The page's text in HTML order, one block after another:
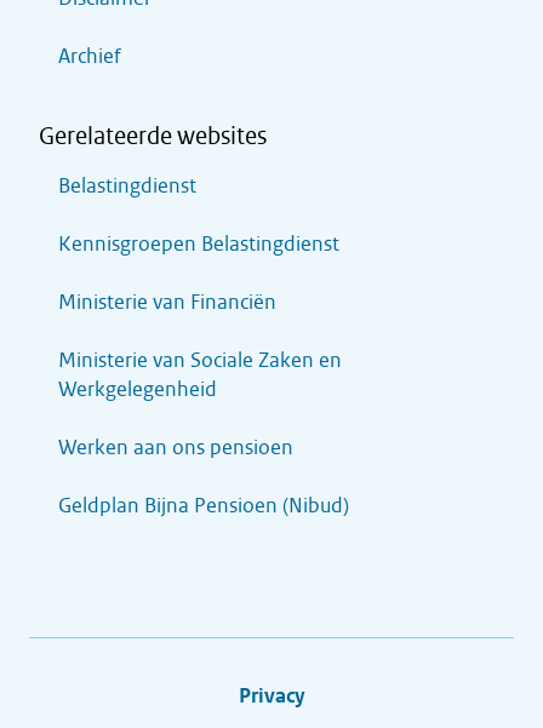
Archief
Gerelateerde websites
Belastingdienst
Kennisgroepen Belastingdienst
Ministerie van Financiën
Ministerie van Sociale Zaken en
Werkgelegenheid
Werken aan ons pensioen
Geldplan Bijna Pensioen (Nibud)
Privacy